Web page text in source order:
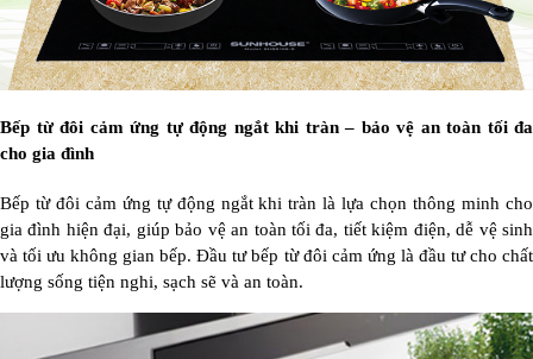
Bếp từ đôi cảm ứng tự động ngắt khi tràn – bảo vệ an toàn tối đa
cho gia đình
Bếp từ đôi cảm ứng tự động ngắt khi tràn là lựa chọn thông minh cho
gia đình hiện đại, giúp bảo vệ an toàn tối đa, tiết kiệm điện, dễ vệ sinh
và tối ưu không gian bếp. Đầu tư bếp từ đôi cảm ứng là đầu tư cho chất
lượng sống tiện nghi, sạch sẽ và an toàn.